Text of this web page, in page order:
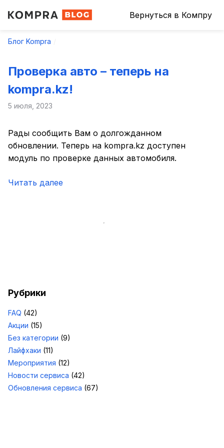
Вернуться в Компру
Блог Kompra
Проверка авто – теперь на
kompra.kz!
5 июля, 2023
Рады сообщить Вам о долгожданном
обновлении. Теперь на kompra.kz доступен
модуль по проверке данных автомобиля.
Читать далее
Рубрики
FAQ (42)
Акции (15)
Без категории (9)
Лайфхаки (11)
Мероприятия (12)
Новости сервиса (42)
Обновления сервиса (67)